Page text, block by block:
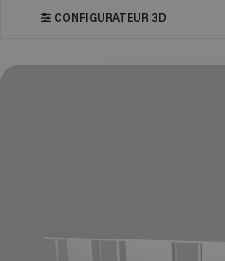
CONFIGURATEUR 3D